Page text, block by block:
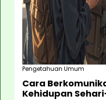
Pengetahuan Umum
Cara
Kehidupan